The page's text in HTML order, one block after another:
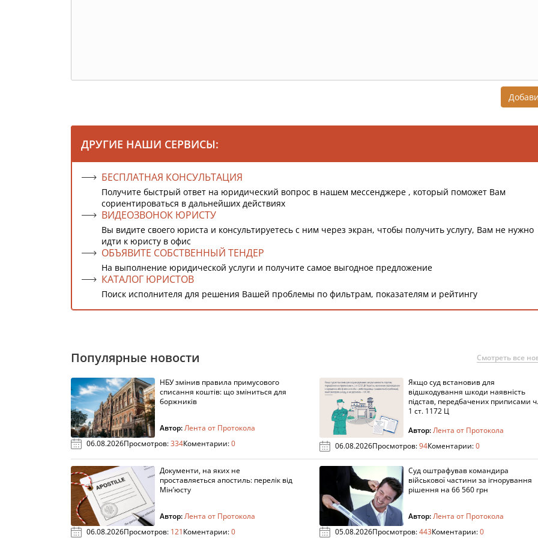
ДРУГИЕ НАШИ СЕРВИСЫ:
БЕСПЛАТНАЯ КОНСУЛЬТАЦИЯ
Получите быстрый ответ на юридический вопрос в нашем мессенджере , который поможет Вам
сориентироваться в дальнейших действиях
ВИДЕОЗВОНОК ЮРИСТУ
Вы видите своего юриста и консультируетесь с ним через экран, чтобы получить услугу, Вам не нужно
идти к юристу в офис
ОБЪЯВИТЕ СОБСТВЕННЫЙ ТЕНДЕР
На выполнение юридической услуги и получите самое выгодное предложение
КАТАЛОГ ЮРИСТОВ
Поиск исполнителя для решения Вашей проблемы по фильтрам, показателям и рейтингу
Популярные новости Смотреть все
НБУ змінив правила примусового
списання коштів: що зміниться для
боржників
Автор:Лента от Протокола
06.08.2026Просмотров:334Коментарии:0
Якщо суд встановив для
відшкодування шкоди наявність
підстав, передбачених приписами ч.
1 ст. 1172 Ц
Автор:Лента от Протокола
06.08.2026Просмотров:94Коментарии:0
Документи, на яких не
проставляється апостиль: перелік від
Мін’юсту
Автор:Лента от Протокола
06.08.2026Просмотров: 121Коментарии:0
Суд оштрафував командира
військової частини за ігнорування
рішення на 66 560 грн
Автор:Лента от Протокола
05.08.2026Просмотров:443Коментарии:0